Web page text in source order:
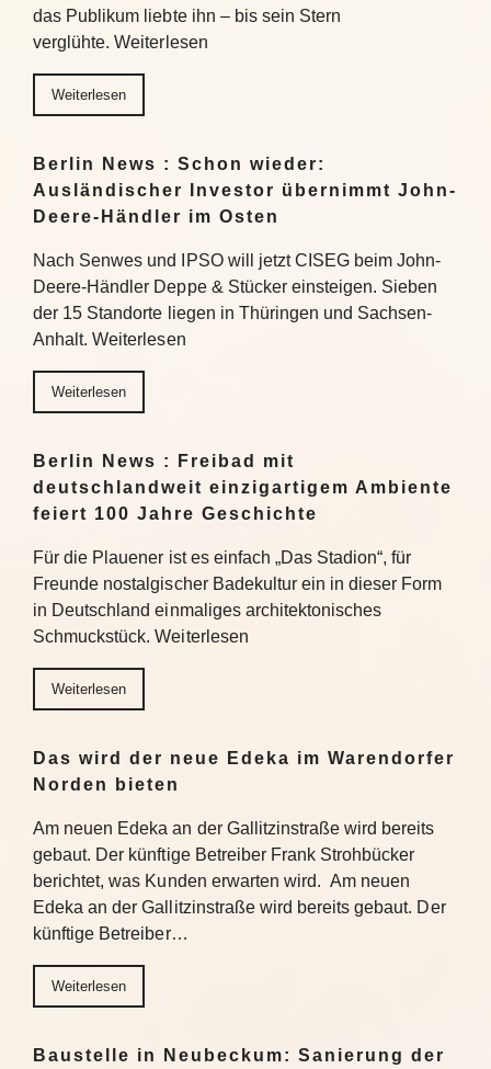
das Publikum liebte ihn – bis sein Stern
verglühte. Weiterlesen
Weiterlesen
Berlin News : Schon wieder:
Ausländischer Investor übernimmt John-
Deere-Händler im Osten
Nach Senwes und IPSO will jetzt CISEG beim John-
Deere-Händler Deppe & Stücker einsteigen. Sieben
der 15 Standorte liegen in Thüringen und Sachsen-
Anhalt. Weiterlesen
Weiterlesen
Berlin News : Freibad mit
deutschlandweit einzigartigem Ambiente
feiert 100 Jahre Geschichte
Für die Plauener ist es einfach „Das Stadion“, für
Freunde nostalgischer Badekultur ein in dieser Form
in Deutschland einmaliges architektonisches
Schmuckstück. Weiterlesen
Weiterlesen
Das wird der neue Edeka im Warendorfer
Norden bieten
Am neuen Edeka an der Gallitzinstraße wird bereits
gebaut. Der künftige Betreiber Frank Strohbücker
berichtet, was Kunden erwarten wird. Am neuen
Edeka an der Gallitzinstraße wird bereits gebaut. Der
künftige Betreiber…
Weiterlesen
Baustelle in Neubeckum: Sanierung der